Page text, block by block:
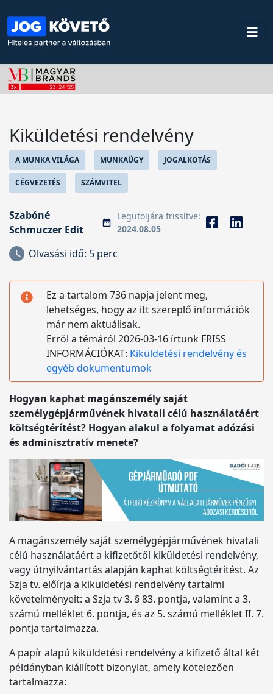
Kiküldetési rendelvény
A MUNKA VILÁGA MUNKAÜGY JOGALKOTÁS
CÉGVEZETÉS SZÁMVITEL
Szabóné
Schmuczer Edit
Legutoljára frissítve:
2024.08.05
Olvasási idő: 5 perc
Ez a tartalom 736 napja jelent meg,
lehetséges, hogy az itt szereplő információk
már nem aktuálisak.
Erről a témáról 2026-03-16 írtunk FRISS
INFORMÁCIÓKAT: Kiküldetési rendelvény és
egyéb dokumentumok
Hogyan kaphat magánszemély saját
személygépjárművének hivatali célú használatáért
költségtérítést? Hogyan alakul a folyamat adózási
és adminisztratív menete?
A magánszemély saját személygépjárművének hivatali
célú használatáért a kifizetőtől kiküldetési rendelvény,
vagy útnyilvántartás alapján kaphat költségtérítést. Az
Szja tv. előírja a kiküldetési rendelvény tartalmi
követelményeit: a Szja tv 3. § 83. pontja, valamint a 3.
számú melléklet 6. pontja, és az 5. számú melléklet II. 7.
pontja tartalmazza.
A papír alapú kiküldetési rendelvény a kifizető által két
példányban kiállított bizonylat, amely kötelezően
tartalmazza: